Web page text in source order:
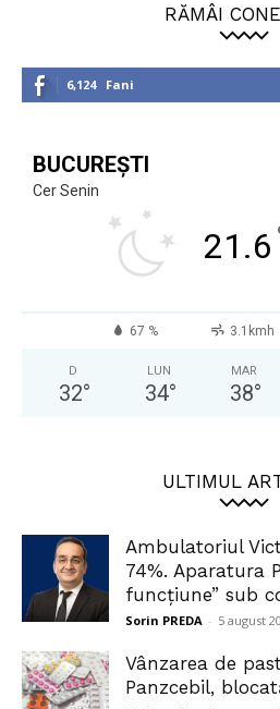
RĂMÂI
6,124 Fani
BUCUREȘTI
Cer Senin
21.6
67 % 3.1kmh
D
32°
LUN
34°
MAR
38°
ULTIMUL
Ambulatoriul
74%. Aparatura
funcțiune” sub
Sorin PREDA - 5 august
Vânzarea de
Panzcebil,